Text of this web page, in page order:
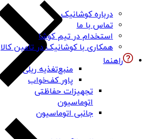
منبع‌تغذیه ریلی
پاور کف‌خواب
تجهیزات حفاظتی
اتوماسیون
جانبی اتوماسیون
درباره کوشانیک
تماس با ما
استخدام در تیم کوشا
همکاری با کوشانیک در تامین کالا
راهنما